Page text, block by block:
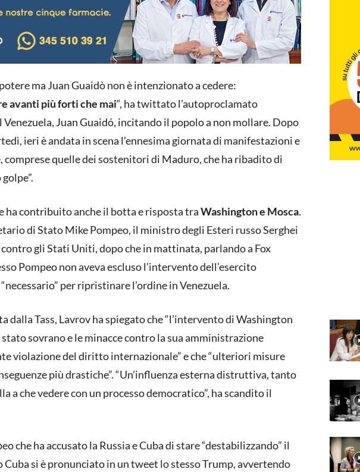
ma Juan Guaidò non è intenzionato a cedere:
avanti più forti che mai“, ha twittato l’autoproclamato
Juan Guaidó, incitando il popolo a non mollare. Dopo
ieri è andata in scena l’ennesima giornata di manifestazioni e
quelle dei sostenitori di Maduro, che ha ribadito di
ha contribuito anche il botta e risposta traWashington e Mosca.
di Stato Mike Pompeo, il ministro degli Esteri russo Serghei
gli Stati Uniti, dopo che in mattinata, parlando a Fox
Pompeo non aveva escluso l’intervento dell’esercito
per ripristinare l’ordine in Venezuela.
Tass, Lavrov ha spiegato che “l’intervento di Washington
sovrano e le minacce contro la sua amministrazione
violazione del diritto internazionale” e che “ulteriori misure
più drastiche”. “Un’influenza esterna distruttiva, tanto
a che vedere con un processo democratico”, ha scandito il
che ha accusato la Russia e Cuba di stare “destabilizzando” il
si è pronunciato in un tweet lo stesso Trump, avvertendo